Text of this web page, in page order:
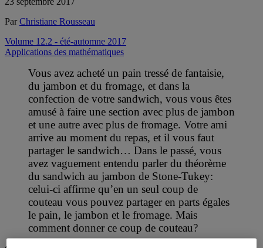
ParChristiane Rousseau
Volume 12.2 - été-automne 2017
Applications des mathématiques
Vous avez acheté un pain tressé de fantaisie,
du jambon et du fromage, et dans la
confection de votre sandwich, vous vous êtes
amusé à faire une section avec plus de jambon
et une autre avec plus de fromage. Votre ami
arrive au moment du repas, et il vous faut
partager le sandwich… Dans le passé, vous
avez vaguement entendu parler du théorème
du sandwich au jambon de Stone-Tukey:
celui-ci affirme qu’en un seul coup de
couteau vous pouvez partager en parts égales
le pain, le jambon et le fromage. Mais
comment donner ce coup de couteau?